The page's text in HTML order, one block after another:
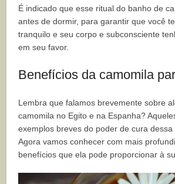
É indicado que esse ritual do banho de
antes de dormir, para garantir que você
tranquilo e seu corpo e subconsciente
em seu favor.
Benefícios da camomila
Lembra que falamos brevemente sobre
camomila no Egito e na Espanha?
exemplos breves do poder de cura dessa
Agora vamos conhecer com mais
benefícios que ela pode proporcionar à